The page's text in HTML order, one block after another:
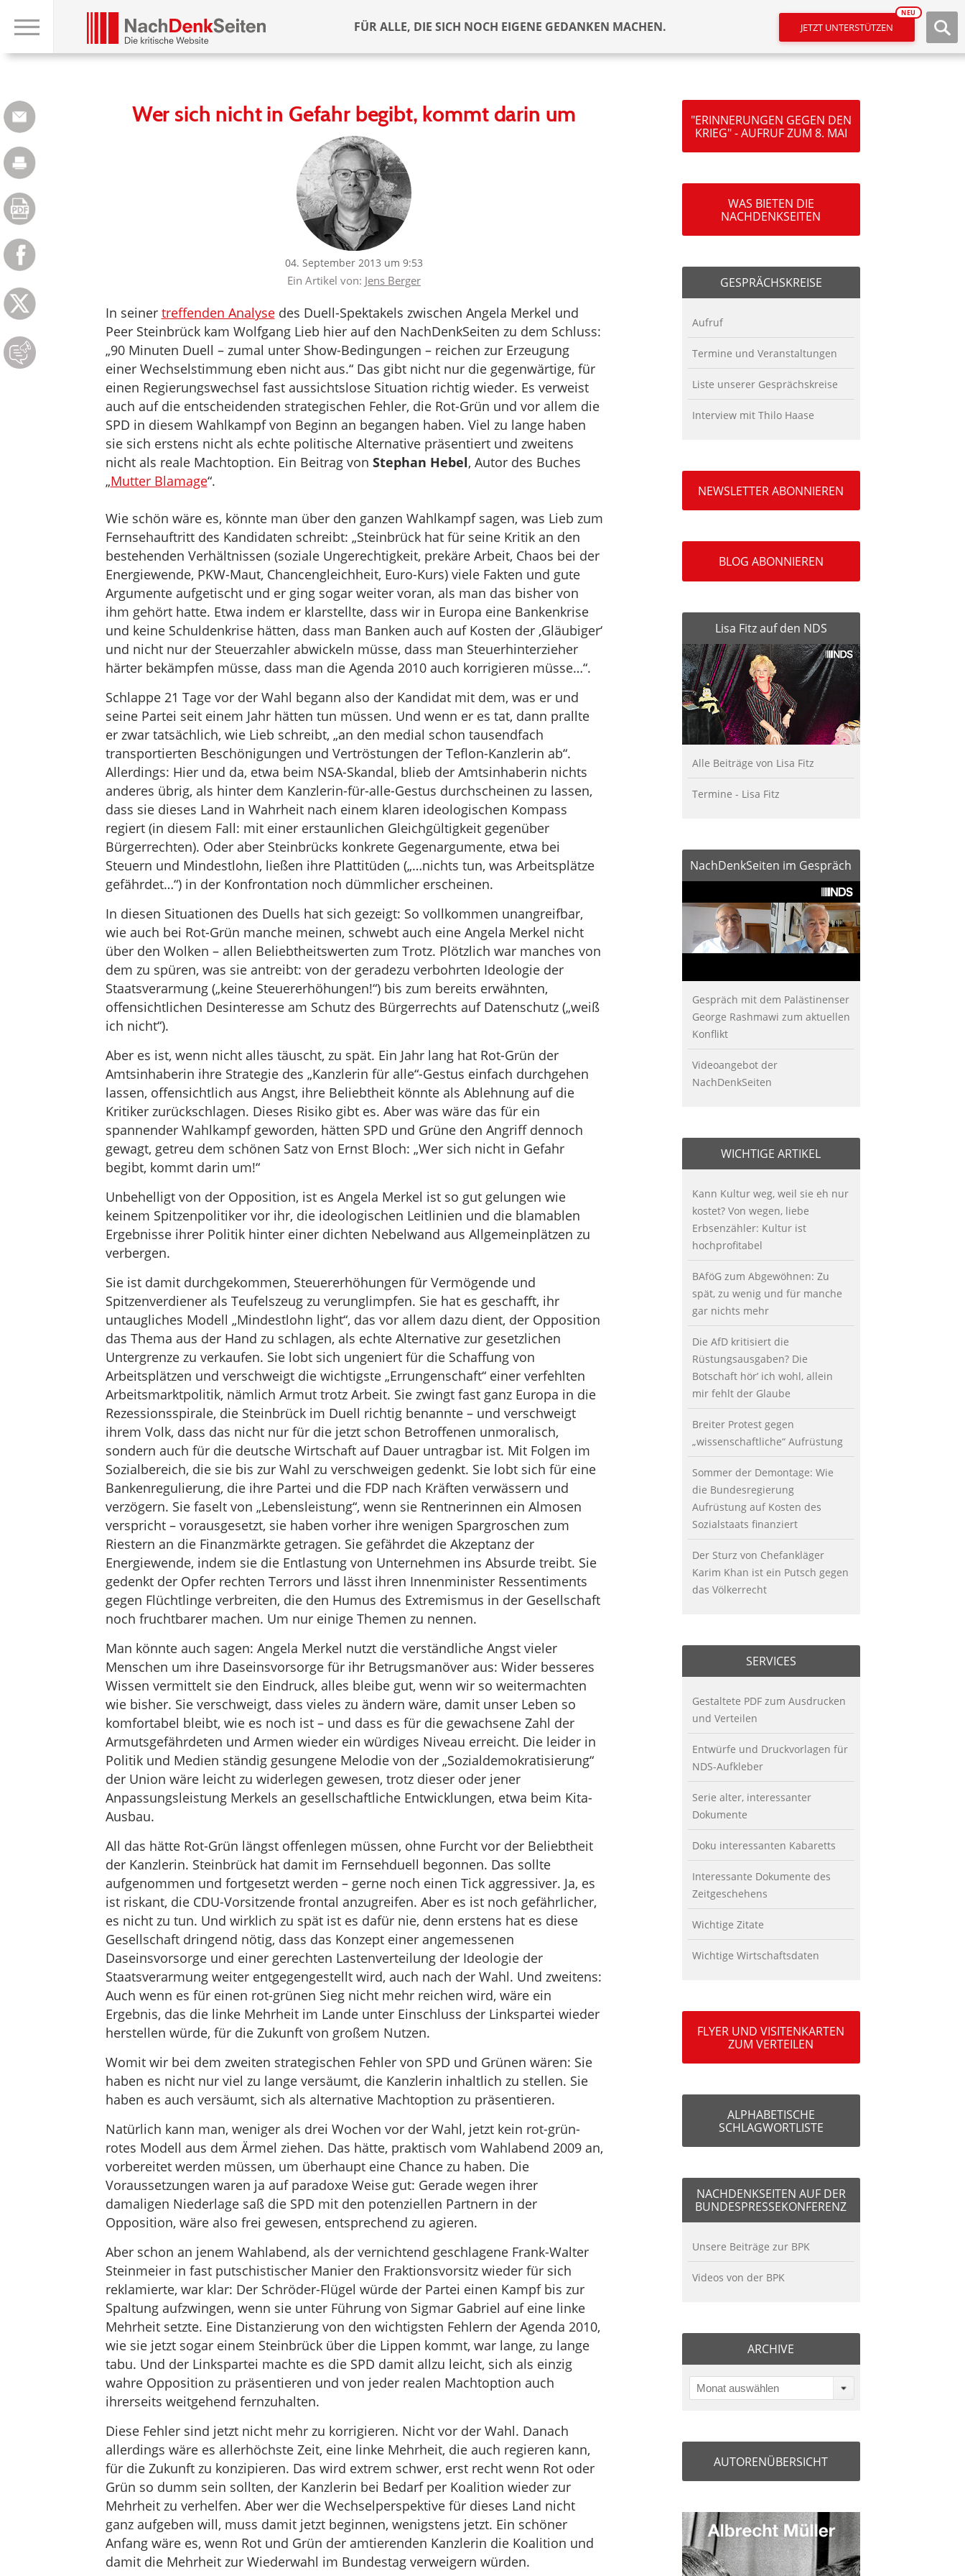
FÜR ALLE, DIE SICH NOCH EIGENE GEDANKEN MACHEN. JETZT UNTERSTÜTZEN
NEU
Wer sich nicht in Gefahr begibt, kommt darin um
04. September 2013 um 9:53
Ein Artikel von: Jens Berger
In seiner treffenden Analysedes Duell-Spektakels zwischen Angela Merkel und
Peer Steinbrück kam Wolfgang Lieb hier auf den NachDenkSeiten zu dem Schluss:
„90 Minuten Duell – zumal unter Show-Bedingungen – reichen zur Erzeugung
einer Wechselstimmung eben nicht aus.“ Das gibt nicht nur die gegenwärtige, für
einen Regierungswechsel fast aussichtslose Situation richtig wieder. Es verweist
auch auf die entscheidenden strategischen Fehler, die Rot-Grün und vor allem die
SPD in diesem Wahlkampf von Beginn an begangen haben. Viel zu lange haben
sie sich erstens nicht als echte politische Alternative präsentiert und zweitens
nicht als reale Machtoption. Ein Beitrag von Stephan Hebel, Autor des Buches
„Mutter Blamage“.
Wie schön wäre es, könnte man über den ganzen Wahlkampf sagen, was Lieb zum
Fernsehauftritt des Kandidaten schreibt: „Steinbrück hat für seine Kritik an den
bestehenden Verhältnissen (soziale Ungerechtigkeit, prekäre Arbeit, Chaos bei der
Energiewende, PKW-Maut, Chancengleichheit, Euro-Kurs) viele Fakten und gute
Argumente aufgetischt und er ging sogar weiter voran, als man das bisher von
ihm gehört hatte. Etwa indem er klarstellte, dass wir in Europa eine Bankenkrise
und keine Schuldenkrise hätten, dass man Banken auch auf Kosten der ,Gläubiger‘
und nicht nur der Steuerzahler abwickeln müsse, dass man Steuerhinterzieher
härter bekämpfen müsse, dass man die Agenda 2010 auch korrigieren müsse…“.
Schlappe 21 Tage vor der Wahl begann also der Kandidat mit dem, was er und
seine Partei seit einem Jahr hätten tun müssen. Und wenn er es tat, dann prallte
er zwar tatsächlich, wie Lieb schreibt, „an den medial schon tausendfach
transportierten Beschönigungen und Vertröstungen der Teflon-Kanzlerin ab“.
Allerdings: Hier und da, etwa beim NSA-Skandal, blieb der Amtsinhaberin nichts
anderes übrig, als hinter dem Kanzlerin-für-alle-Gestus durchscheinen zu lassen,
dass sie dieses Land in Wahrheit nach einem klaren ideologischen Kompass
regiert (in diesem Fall: mit einer erstaunlichen Gleichgültigkeit gegenüber
Bürgerrechten). Oder aber Steinbrücks konkrete Gegenargumente, etwa bei
Steuern und Mindestlohn, ließen ihre Plattitüden („…nichts tun, was Arbeitsplätze
gefährdet…“) in der Konfrontation noch dümmlicher erscheinen.
In diesen Situationen des Duells hat sich gezeigt: So vollkommen unangreifbar,
wie auch bei Rot-Grün manche meinen, schwebt auch eine Angela Merkel nicht
über den Wolken – allen Beliebtheitswerten zum Trotz. Plötzlich war manches von
dem zu spüren, was sie antreibt: von der geradezu verbohrten Ideologie der
Staatsverarmung („keine Steuererhöhungen!“) bis zum bereits erwähnten,
offensichtlichen Desinteresse am Schutz des Bürgerrechts auf Datenschutz („weiß
ich nicht“).
Aber es ist, wenn nicht alles täuscht, zu spät. Ein Jahr lang hat Rot-Grün der
Amtsinhaberin ihre Strategie des „Kanzlerin für alle“-Gestus einfach durchgehen
lassen, offensichtlich aus Angst, ihre Beliebtheit könnte als Ablehnung auf die
Kritiker zurückschlagen. Dieses Risiko gibt es. Aber was wäre das für ein
spannender Wahlkampf geworden, hätten SPD und Grüne den Angriff dennoch
gewagt, getreu dem schönen Satz von Ernst Bloch: „Wer sich nicht in Gefahr
begibt, kommt darin um!“
Unbehelligt von der Opposition, ist es Angela Merkel ist so gut gelungen wie
keinem Spitzenpolitiker vor ihr, die ideologischen Leitlinien und die blamablen
Ergebnisse ihrer Politik hinter einer dichten Nebelwand aus Allgemeinplätzen zu
verbergen.
Sie ist damit durchgekommen, Steuererhöhungen für Vermögende und
Spitzenverdiener als Teufelszeug zu verunglimpfen. Sie hat es geschafft, ihr
untaugliches Modell „Mindestlohn light“, das vor allem dazu dient, der Opposition
das Thema aus der Hand zu schlagen, als echte Alternative zur gesetzlichen
Untergrenze zu verkaufen. Sie lobt sich ungeniert für die Schaffung von
Arbeitsplätzen und verschweigt die wichtigste „Errungenschaft“ einer verfehlten
Arbeitsmarktpolitik, nämlich Armut trotz Arbeit. Sie zwingt fast ganz Europa in die
Rezessionsspirale, die Steinbrück im Duell richtig benannte – und verschweigt
ihrem Volk, dass das nicht nur für die jetzt schon Betroffenen unmoralisch,
sondern auch für die deutsche Wirtschaft auf Dauer untragbar ist. Mit Folgen im
Sozialbereich, die sie bis zur Wahl zu verschweigen gedenkt. Sie lobt sich für eine
Bankenregulierung, die ihre Partei und die FDP nach Kräften verwässern und
verzögern. Sie faselt von „Lebensleistung“, wenn sie Rentnerinnen ein Almosen
verspricht – vorausgesetzt, sie haben vorher ihre wenigen Spargroschen zum
Riestern an die Finanzmärkte getragen. Sie gefährdet die Akzeptanz der
Energiewende, indem sie die Entlastung von Unternehmen ins Absurde treibt. Sie
gedenkt der Opfer rechten Terrors und lässt ihren Innenminister Ressentiments
gegen Flüchtlinge verbreiten, die den Humus des Extremismus in der Gesellschaft
noch fruchtbarer machen. Um nur einige Themen zu nennen.
Man könnte auch sagen: Angela Merkel nutzt die verständliche Angst vieler
Menschen um ihre Daseinsvorsorge für ihr Betrugsmanöver aus: Wider besseres
Wissen vermittelt sie den Eindruck, alles bleibe gut, wenn wir so weitermachten
wie bisher. Sie verschweigt, dass vieles zu ändern wäre, damit unser Leben so
komfortabel bleibt, wie es noch ist – und dass es für die gewachsene Zahl der
Armutsgefährdeten und Armen wieder ein würdiges Niveau erreicht. Die leider in
Politik und Medien ständig gesungene Melodie von der „Sozialdemokratisierung“
der Union wäre leicht zu widerlegen gewesen, trotz dieser oder jener
Anpassungsleistung Merkels an gesellschaftliche Entwicklungen, etwa beim Kita-
Ausbau.
All das hätte Rot-Grün längst offenlegen müssen, ohne Furcht vor der Beliebtheit
der Kanzlerin. Steinbrück hat damit im Fernsehduell begonnen. Das sollte
aufgenommen und fortgesetzt werden – gerne noch einen Tick aggressiver. Ja, es
ist riskant, die CDU-Vorsitzende frontal anzugreifen. Aber es ist noch gefährlicher,
es nicht zu tun. Und wirklich zu spät ist es dafür nie, denn erstens hat es diese
Gesellschaft dringend nötig, dass das Konzept einer angemessenen
Daseinsvorsorge und einer gerechten Lastenverteilung der Ideologie der
Staatsverarmung weiter entgegengestellt wird, auch nach der Wahl. Und zweitens:
Auch wenn es für einen rot-grünen Sieg nicht mehr reichen wird, wäre ein
Ergebnis, das die linke Mehrheit im Lande unter Einschluss der Linkspartei wieder
herstellen würde, für die Zukunft von großem Nutzen.
Womit wir bei dem zweiten strategischen Fehler von SPD und Grünen wären: Sie
haben es nicht nur viel zu lange versäumt, die Kanzlerin inhaltlich zu stellen. Sie
haben es auch versäumt, sich als alternative Machtoption zu präsentieren.
Natürlich kann man, weniger als drei Wochen vor der Wahl, jetzt kein rot-grün-
rotes Modell aus dem Ärmel ziehen. Das hätte, praktisch vom Wahlabend 2009 an,
vorbereitet werden müssen, um überhaupt eine Chance zu haben. Die
Voraussetzungen waren ja auf paradoxe Weise gut: Gerade wegen ihrer
damaligen Niederlage saß die SPD mit den potenziellen Partnern in der
Opposition, wäre also frei gewesen, entsprechend zu agieren.
Aber schon an jenem Wahlabend, als der vernichtend geschlagene Frank-Walter
Steinmeier in fast putschistischer Manier den Fraktionsvorsitz wieder für sich
reklamierte, war klar: Der Schröder-Flügel würde der Partei einen Kampf bis zur
Spaltung aufzwingen, wenn sie unter Führung von Sigmar Gabriel auf eine linke
Mehrheit setzte. Eine Distanzierung von den wichtigsten Fehlern der Agenda 2010,
wie sie jetzt sogar einem Steinbrück über die Lippen kommt, war lange, zu lange
tabu. Und der Linkspartei machte es die SPD damit allzu leicht, sich als einzig
wahre Opposition zu präsentieren und von jeder realen Machtoption auch
ihrerseits weitgehend fernzuhalten.
Diese Fehler sind jetzt nicht mehr zu korrigieren. Nicht vor der Wahl. Danach
allerdings wäre es allerhöchste Zeit, eine linke Mehrheit, die auch regieren kann,
für die Zukunft zu konzipieren. Das wird extrem schwer, erst recht wenn Rot oder
Grün so dumm sein sollten, der Kanzlerin bei Bedarf per Koalition wieder zur
Mehrheit zu verhelfen. Aber wer die Wechselperspektive für dieses Land nicht
ganz aufgeben will, muss damit jetzt beginnen, wenigstens jetzt. Ein schöner
Anfang wäre es, wenn Rot und Grün der amtierenden Kanzlerin die Koalition und
damit die Mehrheit zur Wiederwahl im Bundestag verweigern würden.
"ERINNERUNGEN GEGEN DEN
KRIEG" - AUFRUF ZUM 8. MAI
WAS BIETEN DIE
NACHDENKSEITEN
GESPRÄCHSKREISE
Aufruf
Termine und Veranstaltungen
Liste unserer Gesprächskreise
Interview mit Thilo Haase
NEWSLETTER ABONNIEREN
BLOG ABONNIEREN
Lisa Fitz auf den NDS
Alle Beiträge von Lisa Fitz
Termine - Lisa Fitz
NachDenkSeiten im Gespräch
Gespräch mit dem Palästinenser
George Rashmawi zum aktuellen
Konflikt
Videoangebot der
NachDenkSeiten
WICHTIGE ARTIKEL
Kann Kultur weg, weil sie eh nur
kostet? Von wegen, liebe
Erbsenzähler: Kultur ist
hochprofitabel
BAföG zum Abgewöhnen: Zu
spät, zu wenig und für manche
gar nichts mehr
Die AfD kritisiert die
Rüstungsausgaben? Die
Botschaft hör’ ich wohl, allein
mir fehlt der Glaube
Breiter Protest gegen
„wissenschaftliche“ Aufrüstung
Sommer der Demontage: Wie
die Bundesregierung
Aufrüstung auf Kosten des
Sozialstaats finanziert
Der Sturz von Chefankläger
Karim Khan ist ein Putsch gegen
das Völkerrecht
SERVICES
Gestaltete PDF zum Ausdrucken
und Verteilen
Entwürfe und Druckvorlagen für
NDS-Aufkleber
Serie alter, interessanter
Dokumente
Doku interessanten Kabaretts
Interessante Dokumente des
Zeitgeschehens
Wichtige Zitate
Wichtige Wirtschaftsdaten
FLYER UND VISITENKARTEN
ZUM VERTEILEN
ALPHABETISCHE
SCHLAGWORTLISTE
NACHDENKSEITEN AUF DER
BUNDESPRESSEKONFERENZ
Unsere Beiträge zur BPK
Videos von der BPK
ARCHIVE
Monat auswählen
AUTORENÜBERSICHT